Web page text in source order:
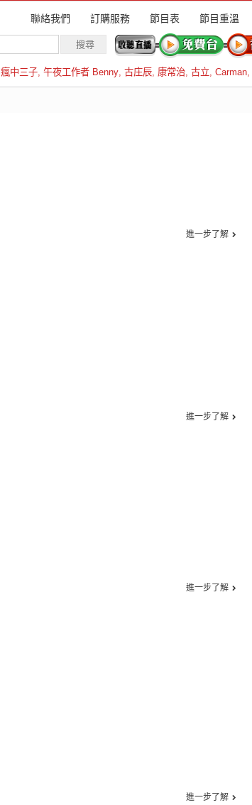
聯絡我們 訂購服務 節目表 節目重溫
瘋中三子, 午夜工作者 Benny, 古庄辰, 康常治, 古立, Carman,
進一步了解
進一步了解
進一步了解
進一步了解